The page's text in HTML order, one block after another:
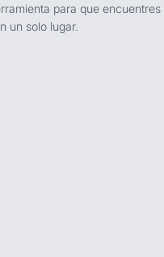
para que encuentres
un solo lugar.